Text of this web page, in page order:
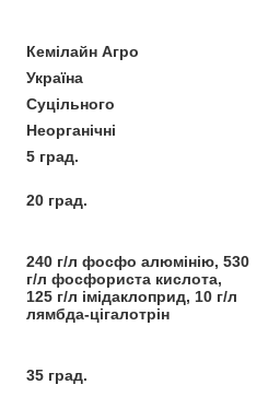
Кемілайн Агро
Україна
Суцільного
Неорганічні
5 град.
20 град.
240 г/л фосфо алюмінію, 530
г/л фосфориста кислота,
125 г/л імідаклоприд, 10 г/л
лямбда-цігалотрін
35 град.